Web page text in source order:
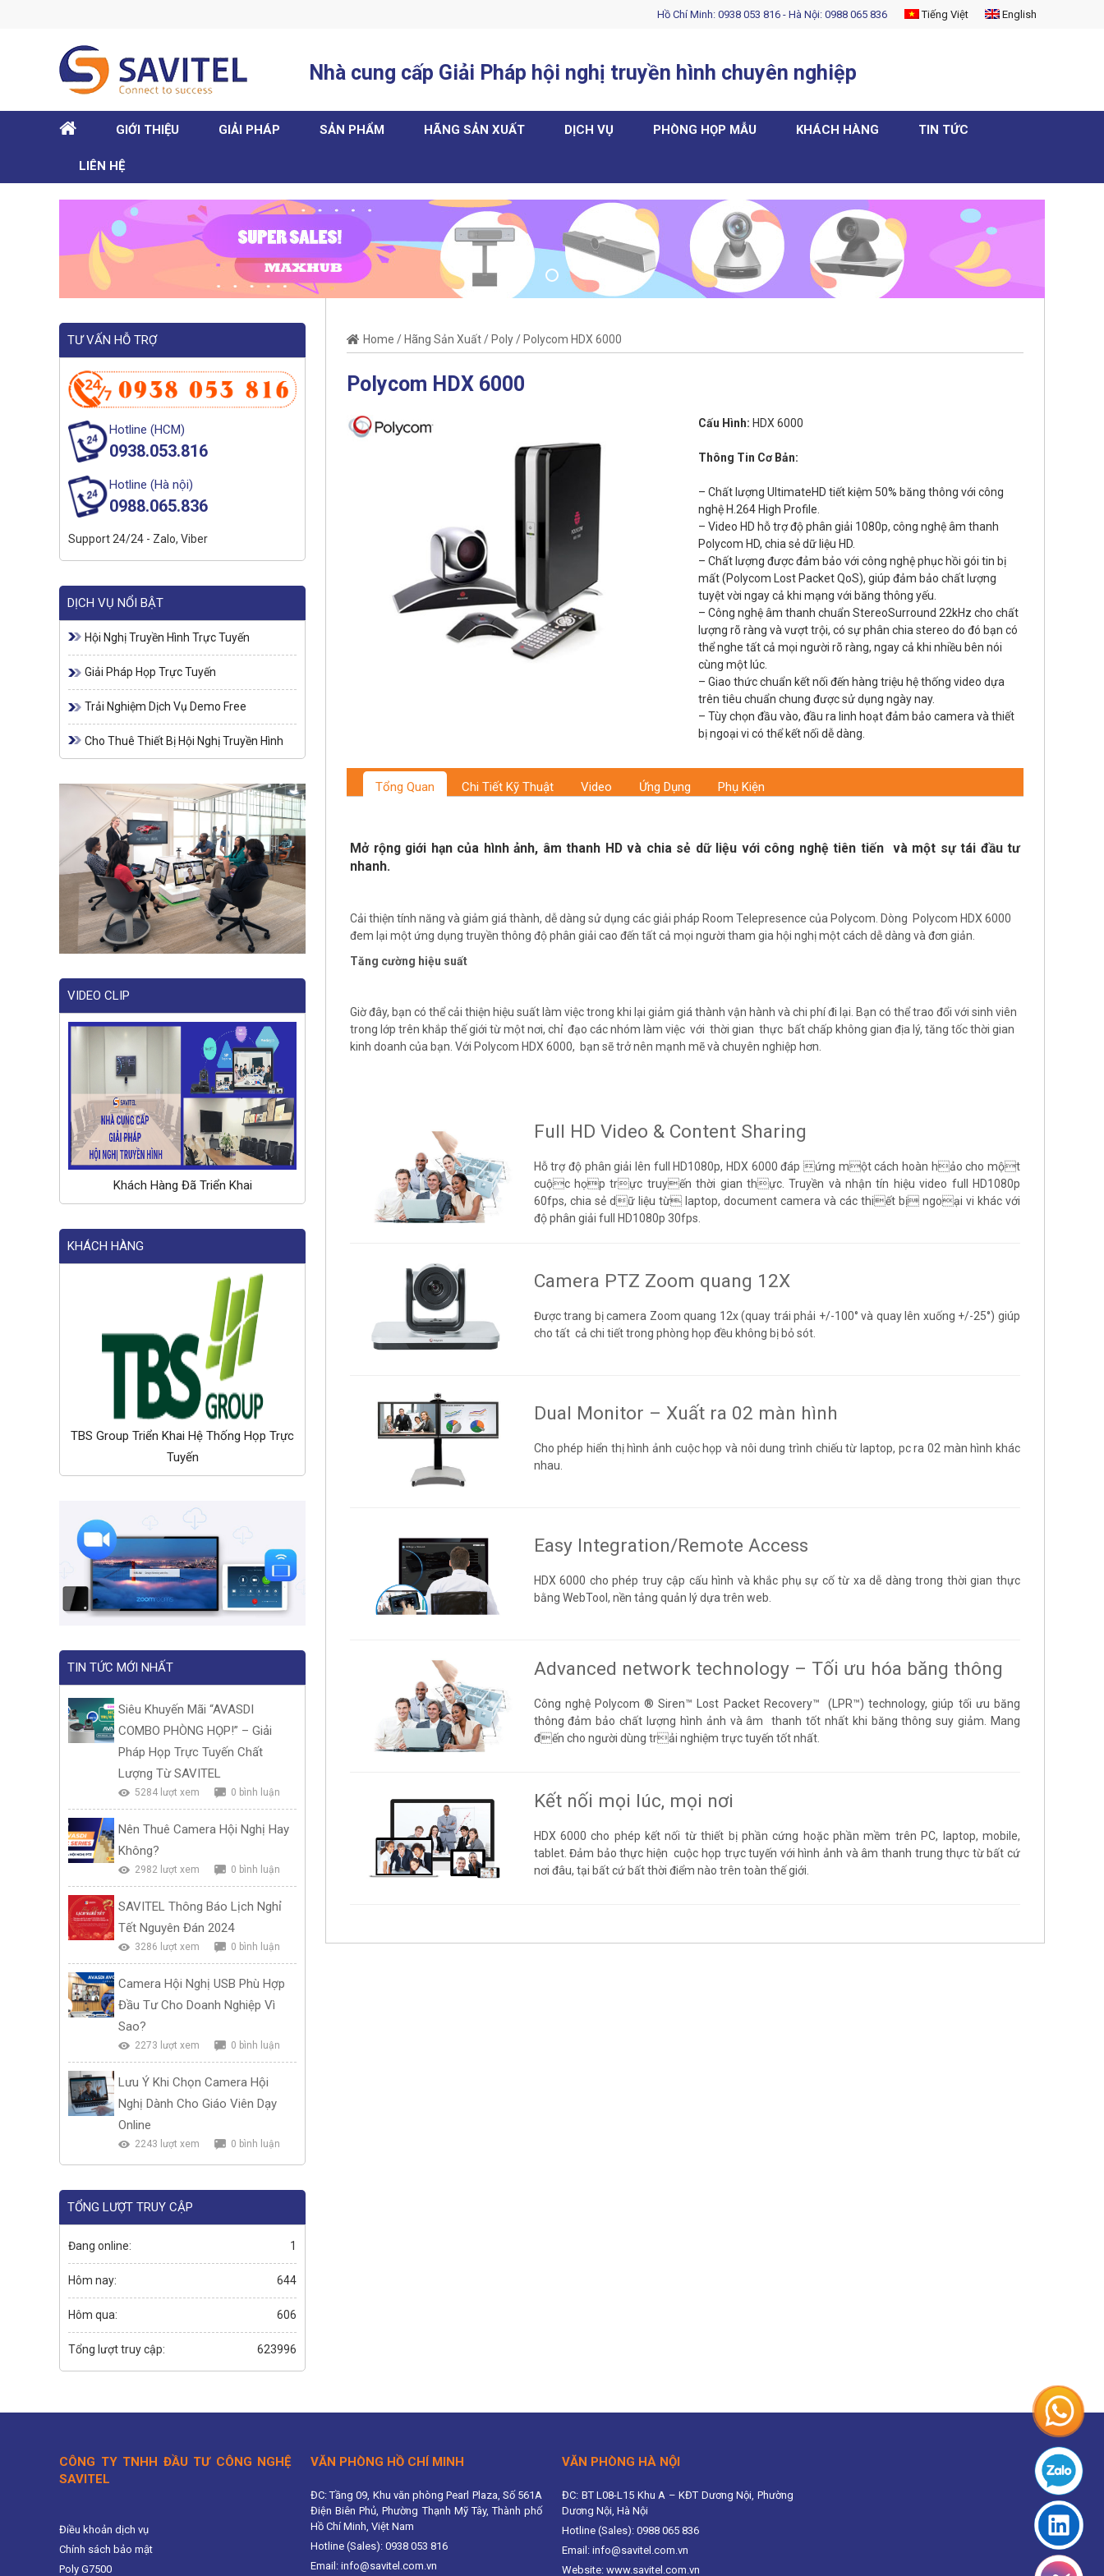
Hồ Chí Minh: 0938 053 816 - Hà Nội: 0988 065 836 Tiếng Việt English
Nhà cung cấp Giải Pháp hội nghị truyền hình chuyên nghiệp
HOME GIỚI THIỆU GIẢI PHÁP SẢN PHẨM HÃNG SẢN XUẤT DỊCH VỤ PHÒNG HỌP MẪU KHÁCH HÀNG TIN TỨC
LIÊN HỆ
TƯ VẤN HỖ TRỢ
Hotline (HCM)
0938.053.816
Hotline (Hà nội)
0988.065.836
Support 24/24 - Zalo, Viber
DỊCH VỤ NỔI BẬT
Hội Nghị Truyền Hình Trực Tuyến
Giải Pháp Họp Trực Tuyến
Trải Nghiệm Dịch Vụ Demo Free
Cho Thuê Thiết Bị Hội Nghị Truyền Hình
VIDEO CLIP
Khách Hàng Đã Triển Khai
KHÁCH HÀNG
TBS Group Triển Khai Hệ Thống Họp Trực
Tuyến
TIN TỨC MỚI NHẤT
Siêu Khuyến Mãi “AVASDI
COMBO PHÒNG HỌP!” – Giải
Pháp Họp Trực Tuyến Chất
Lượng Từ SAVITEL
5284 lượt xem 0 bình luận
Nên Thuê Camera Hội Nghị Hay
Không?
2982 lượt xem 0 bình luận
SAVITEL Thông Báo Lịch Nghỉ
Tết Nguyên Đán 2024
3286 lượt xem 0 bình luận
Camera Hội Nghị USB Phù Hợp
Đầu Tư Cho Doanh Nghiệp Vì
Sao?
2273 lượt xem 0 bình luận
Lưu Ý Khi Chọn Camera Hội
Nghị Dành Cho Giáo Viên Dạy
Online
2243 lượt xem 0 bình luận
TỔNG LƯỢT TRUY CẬP
Đang online: 1
Hôm nay: 644
Hôm qua: 606
Tổng lượt truy cập: 623996
Home / Hãng Sản Xuất / Poly / Polycom HDX 6000
Polycom HDX 6000
Cấu Hình: HDX 6000
Thông Tin Cơ Bản:
– Chất lượng UltimateHD tiết kiệm 50% băng thông với công
nghệ H.264 High Profile.
– Video HD hỗ trợ độ phân giải 1080p, công nghệ âm thanh
Polycom HD, chia sẻ dữ liệu HD.
– Chất lượng được đảm bảo với công nghệ phục hồi gói tin bị
mất (Polycom Lost Packet QoS), giúp đảm bảo chất lượng
tuyệt vời ngay cả khi mạng với băng thông yếu.
– Công nghệ âm thanh chuẩn StereoSurround 22kHz cho chất
lượng rõ ràng và vượt trội, có sự phân chia stereo do đó bạn có
thể nghe tất cả mọi người rõ ràng, ngay cả khi nhiều bên nói
cùng một lúc.
– Giao thức chuẩn kết nối đến hàng triệu hệ thống video dựa
trên tiêu chuẩn chung được sử dụng ngày nay.
– Tùy chọn đầu vào, đầu ra linh hoạt đảm bảo camera và thiết
bị ngoại vi có thể kết nối dễ dàng.
Tổng Quan Chi Tiết Kỹ Thuật Video Ứng Dụng Phụ Kiện
Mở rộng giới hạn của hình ảnh, âm thanh HD và chia sẻ dữ liệu với công nghệ tiên tiến và một sự tái đầu tư
nhanh.
Cải thiện tính năng và giảm giá thành, dễ dàng sử dụng các giải pháp Room Telepresence của Polycom. Dòng Polycom HDX 6000
đem lại một ứng dụng truyền thông độ phân giải cao đến tất cả mọi người tham gia hội nghị một cách dễ dàng và đơn giản.
Tăng cường hiệu suất
Giờ đây, bạn có thể cải thiện hiệu suất làm việc trong khi lại giảm giá thành vận hành và chi phí đi lại. Bạn có thể trao đổi với sinh viên
trong lớp trên khắp thế giới từ một nơi, chỉ đạo các nhóm làm việc với thời gian thực bất chấp không gian địa lý, tăng tốc thời gian
kinh doanh của bạn. Với Polycom HDX 6000, bạn sẽ trở nên mạnh mẽ và chuyên nghiệp hơn.
Full HD Video & Content Sharing
Hỗ trợ độ phân giải lên full HD1080p, HDX 6000 đáp ứng một cách hoàn hảo cho một
cuộc họp trực truyến thời gian thực. Truyền và nhận tín hiệu video full HD1080p
60fps, chia sẻ dữ liệu từ laptop, document camera và các thiết bị ngoại vi khác với
độ phân giải full HD1080p 30fps.
Camera PTZ Zoom quang 12X
Được trang bị camera Zoom quang 12x (quay trái phải +/-100° và quay lên xuống +/-25°) giúp
cho tất cả chi tiết trong phòng họp đều không bị bỏ sót.
Dual Monitor – Xuất ra 02 màn hình
Cho phép hiển thị hình ảnh cuộc họp và nôi dung trình chiếu từ laptop, pc ra 02 màn hình khác
nhau.
Easy Integration/Remote Access
HDX 6000 cho phép truy cập cấu hình và khắc phụ sự cố từ xa dễ dàng trong thời gian thực
bằng WebTool, nền tảng quản lý dựa trên web.
Advanced network technology – Tối ưu hóa băng thông
Công nghệ Polycom ® Siren™ Lost Packet Recovery™ (LPR™) technology, giúp tối ưu băng
thông đảm bảo chất lượng hình ảnh và âm thanh tốt nhất khi băng thông suy giảm. Mang
đến cho người dùng trải nghiệm trực tuyến tốt nhất.
Kết nối mọi lúc, mọi nơi
HDX 6000 cho phép kết nối từ thiết bị phần cứng hoặc phần mềm trên PC, laptop, mobile,
tablet. Đảm bảo thực hiện cuộc họp trực tuyến với hình ảnh và âm thanh trung thực từ bất cứ
nơi đâu, tại bất cứ bất thời điểm nào trên toàn thế giới.
CÔNG TY TNHH ĐẦU TƯ CÔNG NGHỆ
SAVITEL
Điều khoản dịch vụ
Chính sách bảo mật
Poly G7500
VĂN PHÒNG HỒ CHÍ MINH
ĐC: Tầng 09, Khu văn phòng Pearl Plaza, Số 561A
Điện Biên Phủ, Phường Thạnh Mỹ Tây, Thành phố
Hồ Chí Minh, Việt Nam
Hotline (Sales): 0938 053 816
Email: info@savitel.com.vn
VĂN PHÒNG HÀ NỘI
ĐC: BT L08-L15 Khu A – KĐT Dương Nội, Phường
Dương Nội, Hà Nội
Hotline (Sales): 0988 065 836
Email: info@savitel.com.vn
Website: www.savitel.com.vn